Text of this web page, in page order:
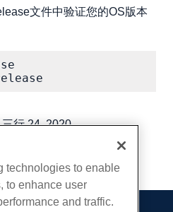
文件中验证您的OS版本
三行 24, 2020
technologies to enable
to enhance user
and traffic.